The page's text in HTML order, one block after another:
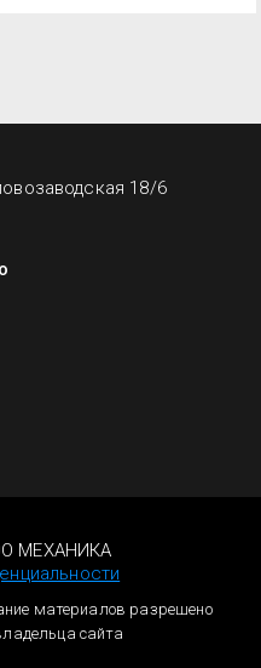
18/6
МЕХАНИКА
материалов разрешено
сайта